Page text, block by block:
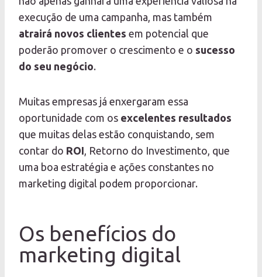
execução de uma campanha, mas também
atrairá novos clientes em potencial que
poderão promover o crescimento e o sucesso
do seu negócio.
Muitas empresas já enxergaram essa
oportunidade com os excelentes resultados
que muitas delas estão conquistando, sem
contar do ROI , Retorno do Investimento, que
uma boa estratégia e ações constantes no
marketing digital podem proporcionar.
Os benefícios do
marketing digital